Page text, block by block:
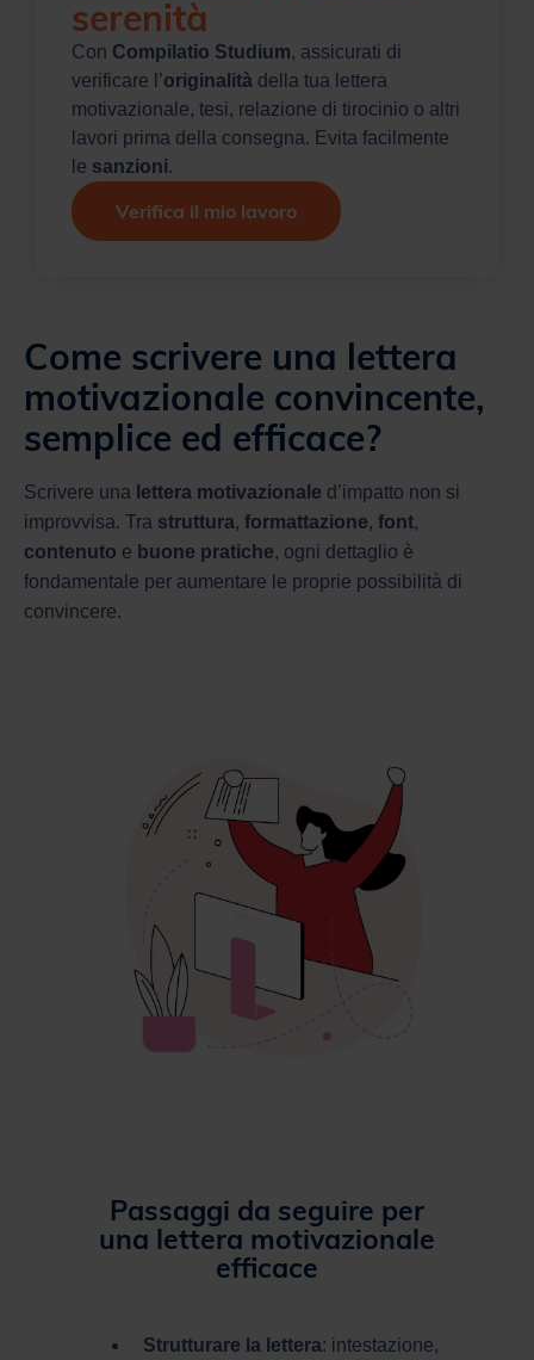
serenità
Con Compilatio Studium, assicurati di
verificare l’originalità della tua lettera
motivazionale, tesi, relazione di tirocinio o altri
lavori prima della consegna. Evita facilmente
le sanzioni.
Verifica il mio lavoro
Come scrivere una lettera
motivazionale convincente,
semplice ed efficace?
Scrivere una lettera motivazionale d’impatto non si
improvvisa. Tra struttura, formattazione, font,
contenuto e buone pratiche, ogni dettaglio è
fondamentale per aumentare le proprie possibilità di
convincere.
Passaggi da seguire per
una lettera motivazionale
efficace
Strutturare la lettera: intestazione,